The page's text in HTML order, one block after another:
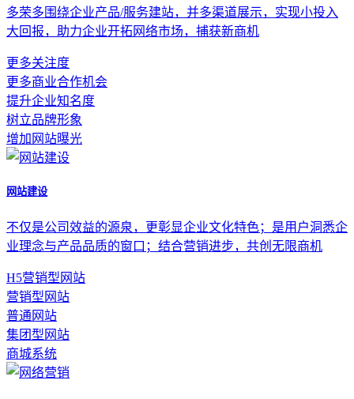
多荣多围绕企业产品/服务建站，并多渠道展示，实现小投入
大回报，助力企业开拓网络市场，捕获新商机
更多关注度
更多商业合作机会
提升企业知名度
树立品牌形象
增加网站曝光
网站建设
不仅是公司效益的源泉，更彰显企业文化特色；是用户洞悉企
业理念与产品品质的窗口；结合营销进步，共创无限商机
H5营销型网站
营销型网站
普通网站
集团型网站
商城系统